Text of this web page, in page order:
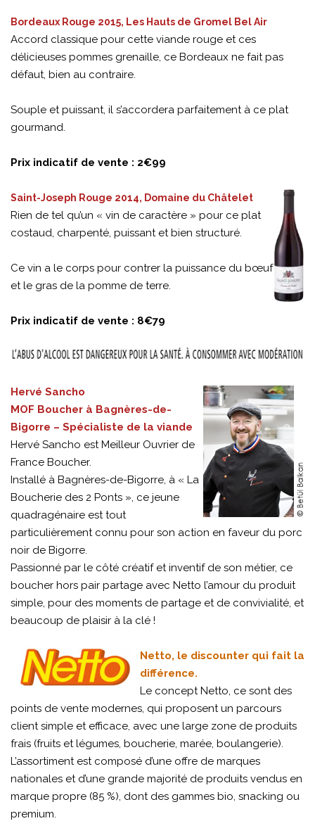
Bordeaux Rouge 2015, Les Hauts de Gromel Bel Air
Accord classique pour cette viande rouge et ces
délicieuses pommes grenaille, ce Bordeaux ne fait pas
défaut, bien au contraire.
Souple et puissant, il s’accordera parfaitement à ce plat
gourmand.
Prix indicatif de vente : 2€99
Saint-Joseph Rouge 2014, Domaine du Châtelet
Rien de tel qu’un « vin de caractère » pour ce plat
costaud, charpenté, puissant et bien structuré.
Ce vin a le corps pour contrer la puissance du bœuf
et le gras de la pomme de terre.
Prix indicatif de vente : 8€79
Hervé Sancho
MOF Boucher à Bagnères-de-
Bigorre – Spécialiste de la viande
Hervé Sancho est Meilleur Ouvrier de
France Boucher.
Installé à Bagnères-de-Bigorre, à « La
Boucherie des 2 Ponts », ce jeune
quadragénaire est tout
particulièrement connu pour son action en faveur du porc
noir de Bigorre.
Passionné par le côté créatif et inventif de son métier, ce
boucher hors pair partage avec Netto l’amour du produit
simple, pour des moments de partage et de convivialité, et
beaucoup de plaisir à la clé !
Netto, le discounter qui fait la
différence.
Le concept Netto, ce sont des
points de vente modernes, qui proposent un parcours
client simple et efficace, avec une large zone de produits
frais (fruits et légumes, boucherie, marée, boulangerie).
L’assortiment est composé d’une offre de marques
nationales et d’une grande majorité de produits vendus en
marque propre (85 %), dont des gammes bio, snacking ou
premium.